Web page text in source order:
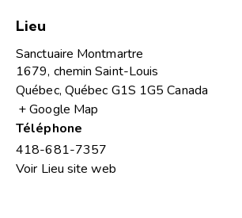
Lieu
Sanctuaire Montmartre
1679, chemin Saint-Louis
Québec, Québec G1S 1G5 Canada
+ Google Map
Téléphone
418-681-7357
Voir Lieu site web